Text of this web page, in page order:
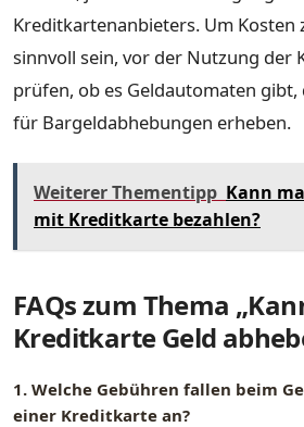
Kreditkartenanbieters. Um Kosten
sinnvoll sein, vor der Nutzung der
prüfen, ob es Geldautomaten gibt,
für Bargeldabhebungen erheben.
Weiterer Thementipp Kann
mit Kreditkarte bezahlen?
FAQs zum Thema
Kreditkarte Geld
1. Welche Gebühren fallen beim
einer Kreditkarte an?